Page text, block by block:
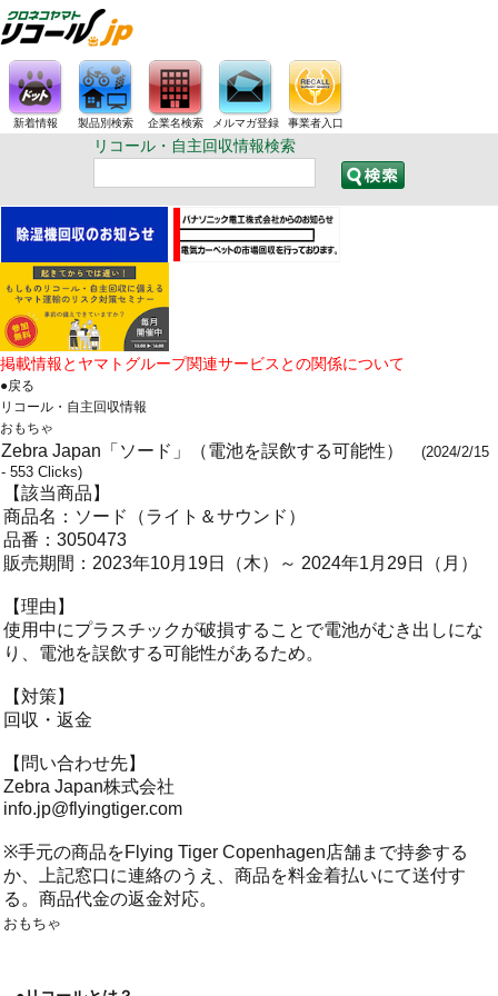
新着情報 製品別検索 企業名検索 メルマガ登録 事業者入口
リコール・自主回収情報検索
掲載情報とヤマトグループ関連サービスとの関係について
●戻る
リコール・自主回収情報
おもちゃ
Zebra Japan「ソード」（電池を誤飲する可能性）
(2024/2/15
- 553 Clicks)
【該当商品】
商品名：ソード（ライト＆サウンド）
品番：3050473
販売期間：2023年10月19日（木）～ 2024年1月29日（月）
【理由】
使用中にプラスチックが破損することで電池がむき出しにな
り、電池を誤飲する可能性があるため。
【対策】
回収・返金
【問い合わせ先】
Zebra Japan株式会社
info.jp@flyingtiger.com
※手元の商品をFlying Tiger Copenhagen店舗まで持参する
か、上記窓口に連絡のうえ、商品を料金着払いにて送付す
る。商品代金の返金対応。
おもちゃ